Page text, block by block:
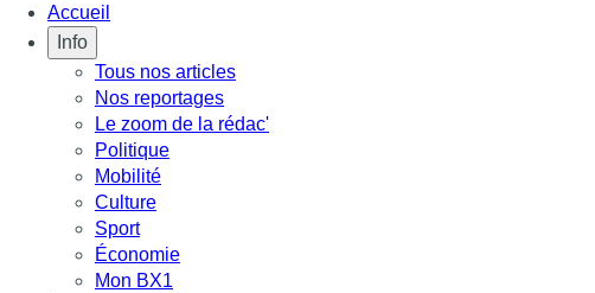
Accueil
Info
Tous nos articles
Nos reportages
Le zoom de la rédac'
Politique
Mobilité
Culture
Sport
Économie
Mon BX1